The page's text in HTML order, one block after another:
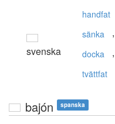
svenska
handfat
sänka ,
docka ,
tvättfat
bajón spanska